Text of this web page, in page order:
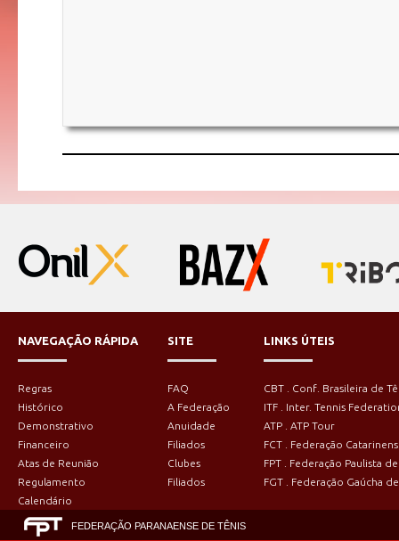
NAVEGAÇÃO RÁPIDA
Regras
Histórico
Demonstrativo
Financeiro
Atas de Reunião
Regulamento
Calendário
SITE
FAQ
A Federação
Anuidade
Filiados
Clubes
Filiados
LINKS ÚTEIS
CBT . Conf. Brasileira de
ITF . Inter. Tennis
ATP . ATP Tour
FCT . Federação
FPT . Federação Paulista
FGT . Federação Gaúcha
FEDERAÇÃO PARANAENSE DE TÊNIS